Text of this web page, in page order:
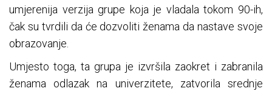
umjerenija verzija grupe koja je vladala tokom 90-ih,
čak su tvrdili da će dozvoliti ženama da nastave svoje
obrazovanje.
Umjesto toga, ta grupa je izvršila zaokret i zabranila
ženama odlazak na univerzitete, zatvorila srednje